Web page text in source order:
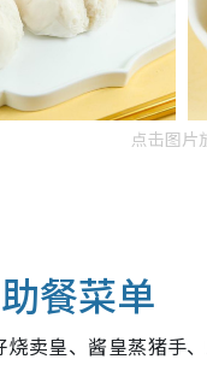
点击图片
餐菜单
卖皇、酱皇蒸猪手